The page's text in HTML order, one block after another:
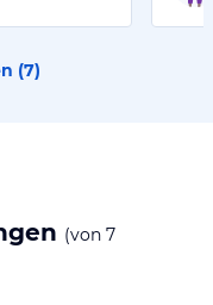
(7)
(von 7